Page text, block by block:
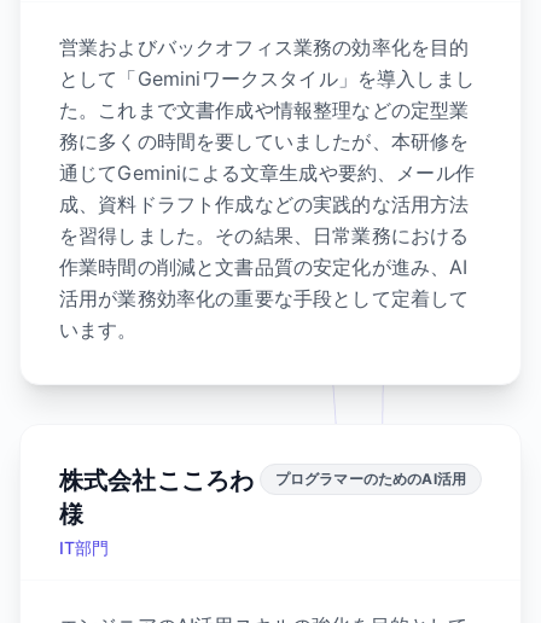
営業およびバックオフィス業務の効率化を目的
として「Geminiワークスタイル」を導入しまし
た。これまで文書作成や情報整理などの定型業
務に多くの時間を要していましたが、本研修を
通じてGeminiによる文章生成や要約、メール作
成、資料ドラフト作成などの実践的な活用方法
を習得しました。その結果、日常業務における
作業時間の削減と文書品質の安定化が進み、AI
活用が業務効率化の重要な手段として定着して
います。
株式会社こころわ
様
IT部門
プログラマーのためのAI活用